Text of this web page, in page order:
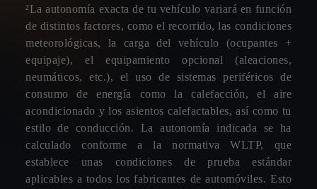
²La autonomía exacta de tu vehículo variará en función
de distintos factores, como el recorrido, las condiciones
meteorológicas, la carga del vehículo (ocupantes +
equipaje), el equipamiento opcional (aleaciones,
neumáticos, etc.), el uso de sistemas periféricos de
consumo de energía como la calefacción, el aire
acondicionado y los asientos calefactables, así como tu
estilo de conducción. La autonomía indicada se ha
calculado conforme a la normativa WLTP, que
establece unas condiciones de prueba estándar
aplicables a todos los fabricantes de automóviles. Esto